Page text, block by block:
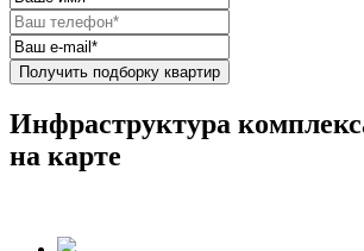
Получить подборку квартир
Инфраструктура
на карте